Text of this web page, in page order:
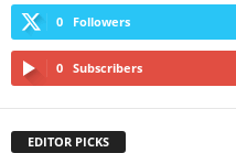
0 Followers
0 Subscribers
EDITOR PICKS